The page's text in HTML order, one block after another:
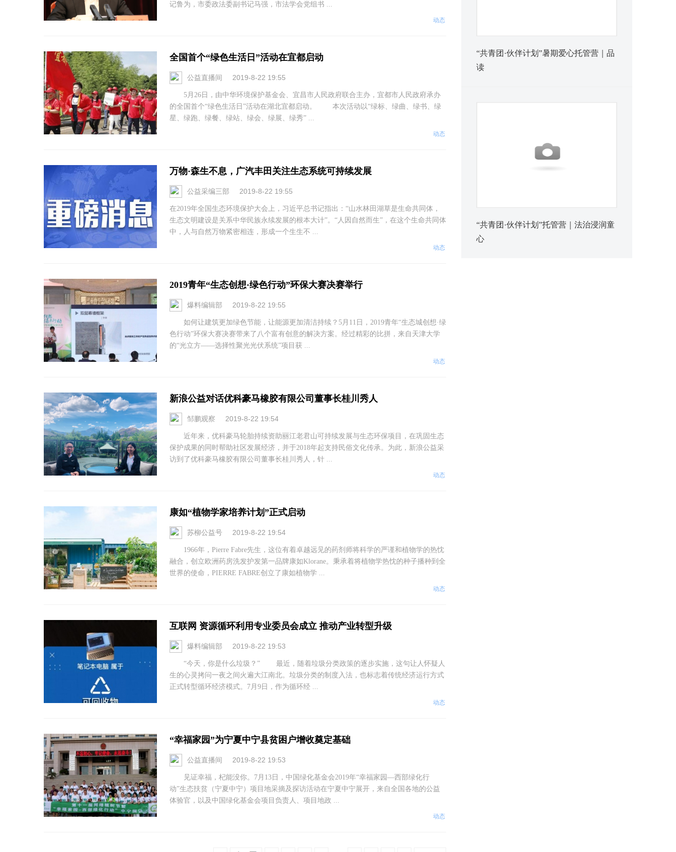
记鲁为，市委政法委副书记马强，市法学会党组书 ...
动态
全国首个“绿色生活日”活动在宜都启动
公益直播间 2019-8-22 19:55
5月26日，由中华环境保护基金会、宜昌市人民政府联合主办，宜都市人民政府承办
的全国首个“绿色生活日”活动在湖北宜都启动。 本次活动以“绿标、绿曲、绿书、绿
星、绿跑、绿餐、绿站、绿会、绿展、绿秀” ...
动态
万物·森生不息，广汽丰田关注生态系统可持续发展
公益采编三部 2019-8-22 19:55
在2019年全国生态环境保护大会上，习近平总书记指出：“山水林田湖草是生命共同体，
生态文明建设是关系中华民族永续发展的根本大计”。“人因自然而生”，在这个生命共同体
中，人与自然万物紧密相连，形成一个生生不 ...
动态
2019青年“生态创想·绿色行动”环保大赛决赛举行
爆料编辑部 2019-8-22 19:55
如何让建筑更加绿色节能，让能源更加清洁持续？5月11日，2019青年“生态城创想·绿
色行动”环保大赛决赛带来了八个富有创意的解决方案。经过精彩的比拼，来自天津大学
的“光立方——选择性聚光光伏系统”项目获 ...
动态
新浪公益对话优科豪马橡胶有限公司董事长桂川秀人
邹鹏观察 2019-8-22 19:54
近年来，优科豪马轮胎持续资助丽江老君山可持续发展与生态环保项目，在巩固生态
保护成果的同时帮助社区发展经济，并于2018年起支持民俗文化传承。为此，新浪公益采
访到了优科豪马橡胶有限公司董事长桂川秀人，针 ...
动态
康如“植物学家培养计划”正式启动
苏柳公益号 2019-8-22 19:54
1966年，Pierre Fabre先生，这位有着卓越远见的药剂师将科学的严谨和植物学的热忱
融合，创立欧洲药房洗发护发第一品牌康如Klorane。秉承着将植物学热忱的种子播种到全
世界的使命，PIERRE FABRE创立了康如植物学 ...
动态
互联网 资源循环利用专业委员会成立 推动产业转型升级
爆料编辑部 2019-8-22 19:53
“今天，你是什么垃圾？” 最近，随着垃圾分类政策的逐步实施，这句让人怀疑人
生的心灵拷问一夜之间火遍大江南北。垃圾分类的制度入法，也标志着传统经济运行方式
正式转型循环经济模式。7月9日，作为循环经 ...
动态
“幸福家园”为宁夏中宁县贫困户增收奠定基础
公益直播间 2019-8-22 19:53
见证幸福，杞能没你。7月13日，中国绿化基金会2019年“幸福家园—西部绿化行
动”生态扶贫（宁夏中宁）项目地采摘及探访活动在宁夏中宁展开，来自全国各地的公益
体验官，以及中国绿化基金会项目负责人、项目地政 ...
动态
“共青团·伙伴计划”暑期爱心托管营｜品
读
“共青团·伙伴计划”托管营｜法治浸润童
心